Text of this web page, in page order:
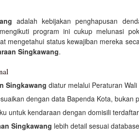
adalah kebijakan penghapusan
program ini cukup melunasi
mengetahui status kewajiban mereka
Singkawang.
Singkawang diatur melalui Peraturan
dengan data Bapenda Kota, bukan
untuk kendaraan dengan domisili
Singkawang lebih detail sesuai